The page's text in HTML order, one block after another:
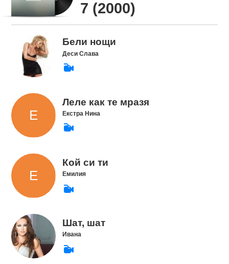
7 (2000)
Бели нощи
Деси Слава
Леле как те мразя
Екстра Нина
Кой си ти
Емилия
Шат, шат
Ивана